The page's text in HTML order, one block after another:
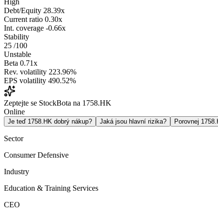
High
Debt/Equity 28.39x
Current ratio 0.30x
Int. coverage -0.66x
Stability
25 /100
Unstable
Beta 0.71x
Rev. volatility 223.96%
EPS volatility 490.52%
Zeptejte se StockBota na 1758.HK
Online
Je teď 1758.HK dobrý nákup? Jaká jsou hlavní rizika? Porovnej
Sector
Consumer Defensive
Industry
Education & Training Services
CEO